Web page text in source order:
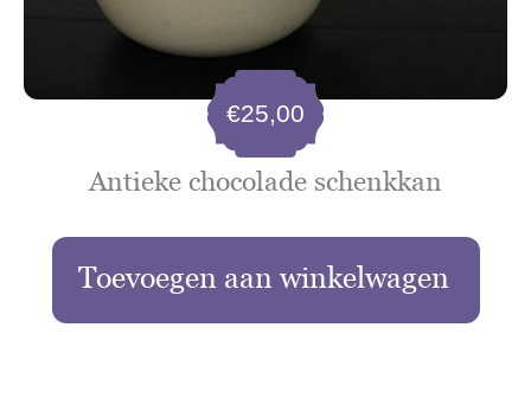
Antieke chocolade schenkkan
€25,00
Toevoegen aan winkelwagen